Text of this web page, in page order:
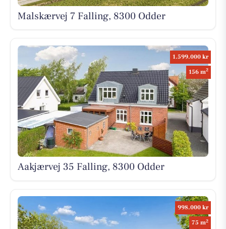
Malskærvej 7 Falling, 8300 Odder
1.599.000 kr
156 m2
Aakjærvej 35 Falling, 8300 Odder
998.000 kr
75 m2